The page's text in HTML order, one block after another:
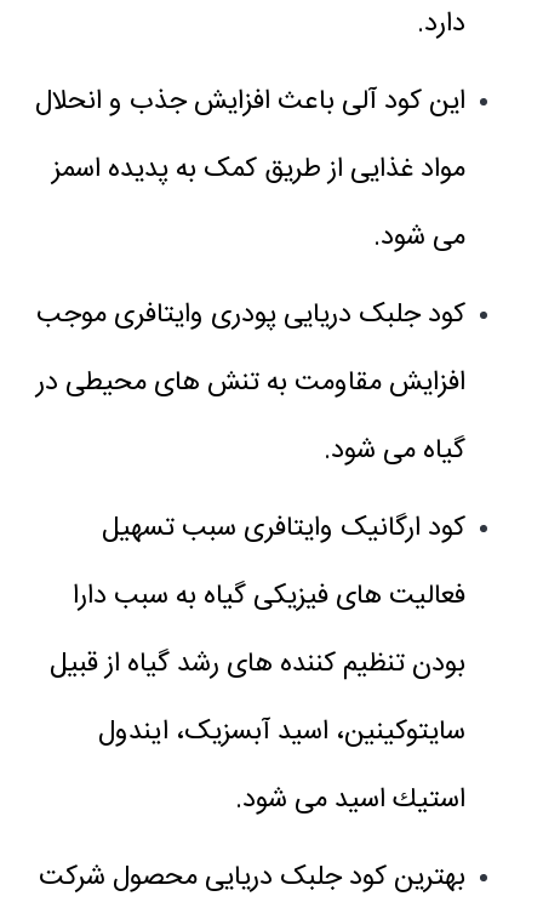
دارد.
این کود آلی باعث افزایش جذب و انحلال
مواد غذایی از طریق کمک به پدیده اسمز
می شود.
کود جلبک دریایی پودری وایتافری موجب
افزایش مقاومت به تنش های محیطی در
گیاه می شود.
کود ارگانیک وایتافری سبب تسهیل
فعالیت های فیزیکی گیاه به سبب دارا
بودن تنظیم کننده های رشد گیاه از قبیل
سایتوکینین، اسید آبسزیک، ايندول
استيك اسيد می شود.
بهترین کود جلبک دریایی محصول شرکت